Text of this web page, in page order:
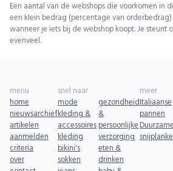
Een aantal van de webshops die voorkomen in
een klein bedrag (percentage van
wanneer je iets bij de webshop koopt. Je steunt
evenveel.
menu
home
nieuwsarchief
artikelen
aanmelden
criteria
over
snel naar
mode
kleding &
accessoires
kleding
bikini's
sokken
gezondheid
&
persoonlijke
verzorging
eten &
drinken
meer
Italiaanse
pannen
Duurzame